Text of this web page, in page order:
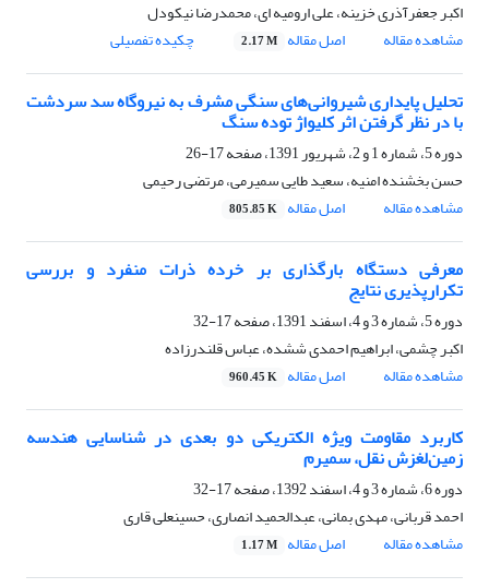
اکبر جعفرآذری خزینه، علی ارومیه ای، محمدرضا نیکودل
مشاهده مقاله
اصل مقاله 2.17 M چکیده تفصیلی
تحلیل پایداری شیروانی‌های سنگی مشرف به نیروگاه سد سردشت
با در نظر گرفتن اثر کلیواژ توده سنگ
دوره 5، شماره 1 و 2، شهریور 1391، صفحه
17-26
حسن بخشنده امنیه، سعید طایی سمیرمی، مرتضی رحیمی
مشاهده مقاله
اصل مقاله 805.85 K
معرفی دستگاه بارگذاری بر خرده ذرات منفرد و بررسی
تکرارپذیری نتایج
دوره 5، شماره 3 و 4، اسفند 1391، صفحه
17-32
اکبر چشمی، ابراهیم احمدی ششده، عباس قلندرزاده
مشاهده مقاله
اصل مقاله 960.45 K
کاربرد مقاومت ویژه الکتریکی دو بعدی در شناسایی هندسه
زمین‌لغزش نقل، سمیرم
دوره 6، شماره 3 و 4، اسفند 1392، صفحه
17-32
احمد قربانی، مهدی بمانی، عبدالحمید انصاری، حسینعلی قاری
مشاهده مقاله
اصل مقاله 1.17 M